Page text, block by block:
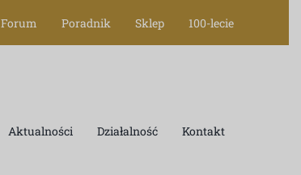
Forum Poradnik Sklep 100-lecie
Aktualności Działalność Kontakt